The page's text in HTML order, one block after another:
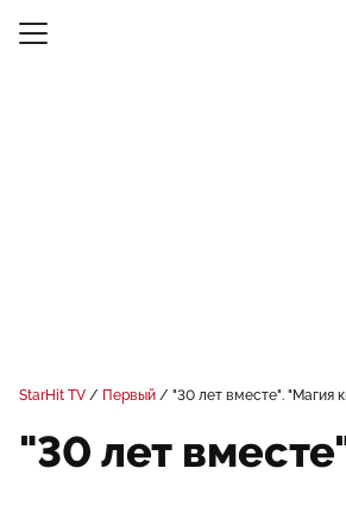
StarHit TV Первый "30 лет вместе". "Магия
"30 лет